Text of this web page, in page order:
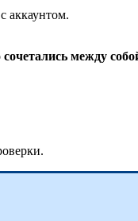
аккаунтом.
сочетались между